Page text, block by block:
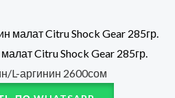
Citru Shock Gear 285гр.
L-аргинин 2600сом